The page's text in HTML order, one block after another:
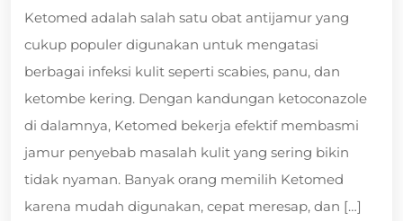
Ketomed adalah salah satu obat antijamur yang
cukup populer digunakan untuk mengatasi
berbagai infeksi kulit seperti scabies, panu, dan
ketombe kering. Dengan kandungan ketoconazole
di dalamnya, Ketomed bekerja efektif membasmi
jamur penyebab masalah kulit yang sering bikin
tidak nyaman. Banyak orang memilih Ketomed
karena mudah digunakan, cepat meresap, dan […]